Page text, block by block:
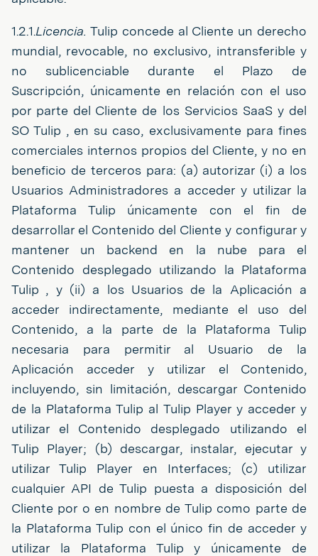
1.2.1.Licencia. Tulip concede al Cliente un derecho
mundial, revocable, no exclusivo, intransferible y
no sublicenciable durante el Plazo de
Suscripción, únicamente en relación con el uso
por parte del Cliente de los Servicios SaaS y del
SO Tulip , en su caso, exclusivamente para fines
comerciales internos propios del Cliente, y no en
beneficio de terceros para: (a) autorizar (i) a los
Usuarios Administradores a acceder y utilizar la
Plataforma Tulip únicamente con el fin de
desarrollar el Contenido del Cliente y configurar y
mantener un backend en la nube para el
Contenido desplegado utilizando la Plataforma
Tulip , y (ii) a los Usuarios de la Aplicación a
acceder indirectamente, mediante el uso del
Contenido, a la parte de la Plataforma Tulip
necesaria para permitir al Usuario de la
Aplicación acceder y utilizar el Contenido,
incluyendo, sin limitación, descargar Contenido
de la Plataforma Tulip al Tulip Player y acceder y
utilizar el Contenido desplegado utilizando el
Tulip Player; (b) descargar, instalar, ejecutar y
utilizar Tulip Player en Interfaces; (c) utilizar
cualquier API de Tulip puesta a disposición del
Cliente por o en nombre de Tulip como parte de
la Plataforma Tulip con el único fin de acceder y
utilizar la Plataforma Tulip y únicamente de